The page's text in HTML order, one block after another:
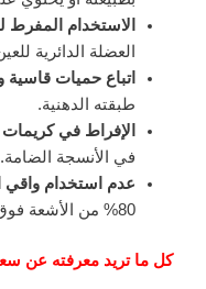
الاستخدام
العضلة الدائرية
اتباع حميات قاسية
طبقته الدهنية.
الإفراط في كريمات
في الأنسجة الضامة.
عدم استخدام
80% من الأشعة فوق البنفسجية الغيوم (FDA).
كل ما تريد معرفته عن